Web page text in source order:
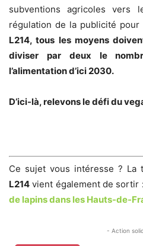
subventions agricoles vers
régulation de la publicité
L214, tous les moyens
diviser par deux le
l’alimentation d’ici 2030.
D’ici-là, relevons le défi du
Ce sujet vous intéresse ? La
L214 vient également de sortir :
de lapins dans les Hauts-de-
- Action